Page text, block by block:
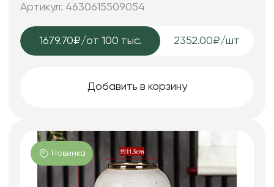
Артикул: 4630615509054
1679.70₽/от 100 тыс. 2352.00₽/шт
Добавить в корзину
Новинка